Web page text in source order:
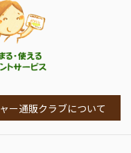
ー通販クラブについて